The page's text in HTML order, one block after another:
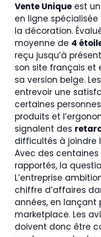
Vente Unique est
en ligne
la décoration.
moyenne de 4
reçu jusqu’à
son site français et
sa version belge.
entrevoir une
certaines
produits et
signalent des
difficultés à joindre
Avec des
rapportés, la
L’entreprise
chiffre d’affaires
années, en lançant
marketplace. Les
doivent donc être